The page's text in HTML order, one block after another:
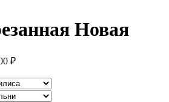
Новая
₽